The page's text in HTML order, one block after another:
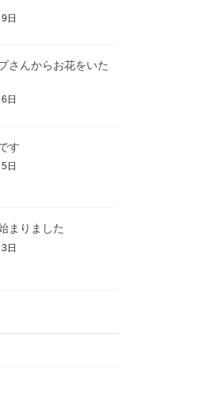
日
さんからお花をいた
日
す
日
まりました
日